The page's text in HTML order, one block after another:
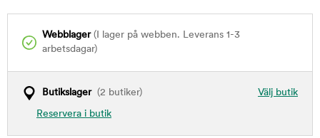
Webblager(I lager på webben. Leverans 1-3
arbetsdagar)
Välj butik
Butikslager(2 butiker)
Reservera i butik